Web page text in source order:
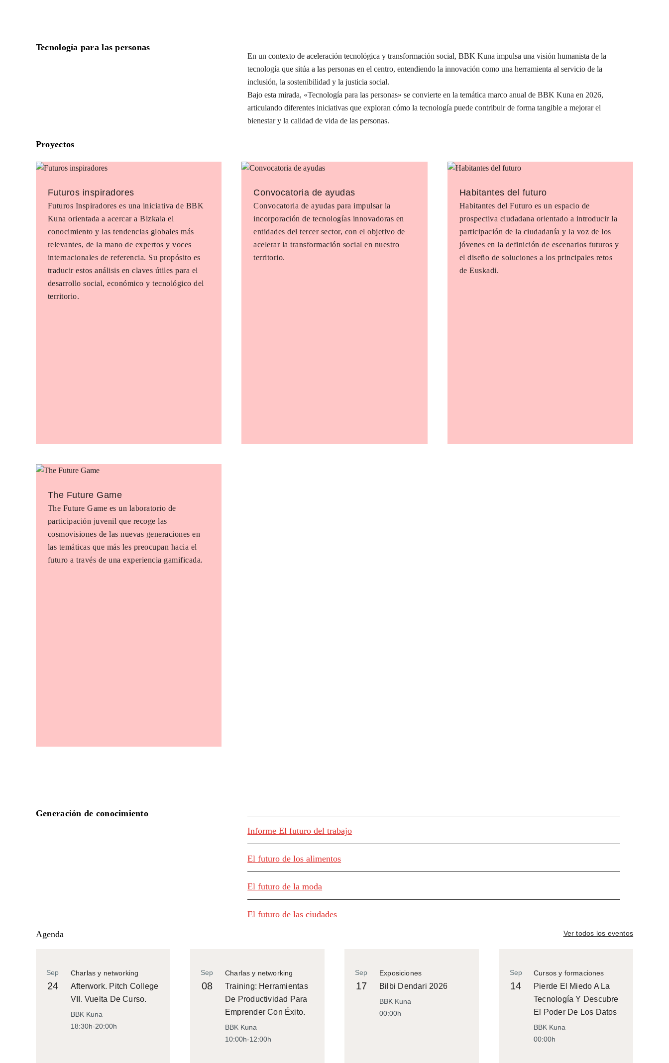
Tecnología para las personas
En un contexto de aceleración tecnológica y transformación social, BBK Kuna impulsa una visión humanista de la
tecnología que sitúa a las personas en el centro, entendiendo la innovación como una herramienta al servicio de la
inclusión, la sostenibilidad y la justicia social.
Bajo esta mirada, «Tecnología para las personas» se convierte en la temática marco anual de BBK Kuna en 2026,
articulando diferentes iniciativas que exploran cómo la tecnología puede contribuir de forma tangible a mejorar el
bienestar y la calidad de vida de las personas.
Proyectos
Futuros inspiradores
Futuros Inspiradores es una iniciativa de BBK
Kuna orientada a acercar a Bizkaia el
conocimiento y las tendencias globales más
relevantes, de la mano de expertos y voces
internacionales de referencia. Su propósito es
traducir estos análisis en claves útiles para el
desarrollo social, económico y tecnológico del
territorio.
Convocatoria de ayudas
Convocatoria de ayudas para impulsar la
incorporación de tecnologías innovadoras en
entidades del tercer sector, con el objetivo de
acelerar la transformación social en nuestro
territorio.
Habitantes del futuro
Habitantes del Futuro es un espacio de
prospectiva ciudadana orientado a introducir la
participación de la ciudadanía y la voz de los
jóvenes en la definición de escenarios futuros y
el diseño de soluciones a los principales retos
de Euskadi.
The Future Game
The Future Game es un laboratorio de
participación juvenil que recoge las
cosmovisiones de las nuevas generaciones en
las temáticas que más les preocupan hacia el
futuro a través de una experiencia gamificada.
Generación de conocimiento
Informe El futuro del trabajo
El futuro de los alimentos
El futuro de la moda
El futuro de las ciudades
Agenda Ver todos los eventos
Charlas y networking
Sep
24
Afterwork. Pitch College
VII. Vuelta De Curso.
BBK Kuna
18:30h-20:00h
Charlas y networking
Sep
08
Training: Herramientas
De Productividad Para
Emprender Con Éxito.
BBK Kuna
10:00h-12:00h
Exposiciones
Sep
17 Bilbi Dendari 2026
BBK Kuna
00:00h
Cursos y formaciones
Sep
14
Pierde El Miedo A La
Tecnología Y Descubre
El Poder De Los Datos
BBK Kuna
00:00h